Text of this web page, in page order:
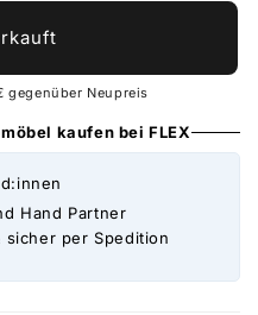
gegenüber Neupreis
kaufen bei FLEX
Hand Partner
sicher per Spedition